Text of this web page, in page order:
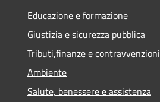
Educazione e formazione
Giustizia e sicurezza pubblica
Tributi,finanze e contravvenzioni
Ambiente
Salute, benessere e assistenza